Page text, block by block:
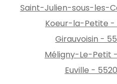
Saint-Julien-sous-les-
Koeur-la-Petite -
Girauvoisin -
Méligny-Le-Petit
Euville -